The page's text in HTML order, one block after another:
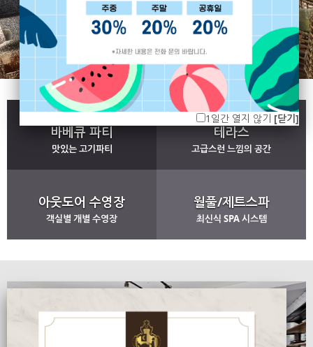
바베큐 파티
맛있는 고기파티
테라스
고급스런 느낌의 공간
아웃도어 수영장
객실별 개별 수영장
월풀/제트스파
최신식 SPA 시스템
1일간 열지 않기 [닫기]